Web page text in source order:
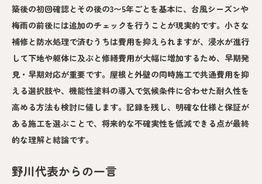
築後の初回確認とその後の3〜5年ごとを基本に、台風シーズンや
梅雨の前後には追加のチェックを行うことが現実的です。小さな
補修と防水処理で済むうちは費用を抑えられますが、浸水が進行
して下地や躯体に及ぶと修繕費用が大幅に増加するため、早期発
見・早期対応が重要です。屋根と外壁の同時施工で共通費用を抑
える選択肢や、機能性塗料の導入で気候条件に合わせた耐久性を
高める方法も検討に値します。記録を残し、明確な仕様と保証が
ある施工を選ぶことで、将来的な不確実性を低減できる点が最終
的な理解と結論です。
野川代表からの一言